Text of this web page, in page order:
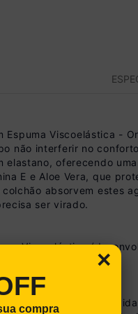
Viscoelástica -
não interferir no
oferecendo
E e Aloe Vera, que
absorvem estes
ser virado.
Viscoelástica
×
compra